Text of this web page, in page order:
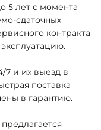
5 лет с момента
сдаточных
контракта
7 и их выезд в
поставка
в гарантию.